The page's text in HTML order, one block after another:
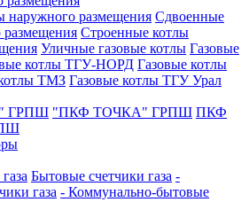
наружного размещения Сдвоенные
размещения Строенные котлы
Уличные газовые котлы Газовые
котлы ТГУ-НОРД Газовые котлы
ТМЗ Газовые котлы ТГУ Урал
ГРПШ "ПКФ ТОЧКА" ГРПШ ПКФ
Бытовые счетчики газа -
газа - Коммунально-бытовые